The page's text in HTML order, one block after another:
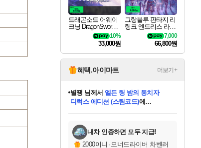
드래곤소드 어웨이
크닝 DragonSword A
10%
33,000원
그랑블루 판타지 리
링크 엔드리스 라그
나로크 Granblue Fa
ntasy Relink Endless
7,000
66,800원
혜택.아이마트 더보기+
교환.
별땡 님께서 엘든 링 밤의 통치자
디럭스 에디션 (스팀코드)에
당첨되셨습니다.
당첨되셨습니다.
당첨되셨습니다.
당첨되셨습니다.
당첨되셨습니다.
당첨되셨습니다.
에디션 (스팀코드)를 교환.
당첨되셨습니다.
내차 인증하면 모두 지급!
2000이니 · 오너드라이버 차벤러